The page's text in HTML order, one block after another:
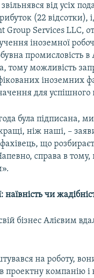
від усіх
(22 відсотки),
Group Services LLC,
іноземної
промисловість
тому можливість
іноземних
для успішного
була підписана,
ніж наші, –
що
справа в
наївність чи
бізнес Алієвим
на роботу,
проектну компанію і